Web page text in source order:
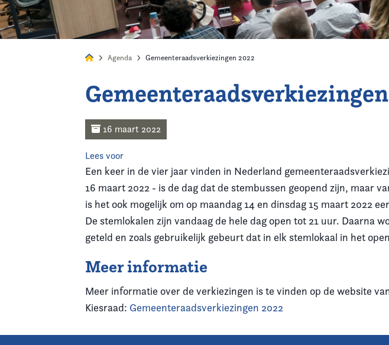
Kennis & Informatie
Agenda Gemeenteraadsverkiezingen 2022
16 maart 2022
Lees voor
Een keer in de vier jaar vinden in Nederland
16 maart 2022 - is de dag dat de stembussen geopend zijn, maar
is het ook mogelijk om op maandag 14 en dinsdag 15 maart 2022
De stemlokalen zijn vandaag de hele dag open tot 21 uur. Daarna
geteld en zoals gebruikelijk gebeurt dat in elk stemlokaal in het
Meer informatie
Meer informatie over de verkiezingen is te vinden op de website
Kiesraad: Gemeenteraadsverkiezingen 2022